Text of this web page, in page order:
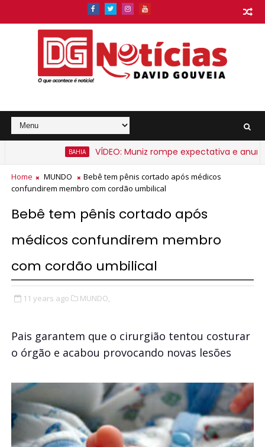
VÍDEO: Muniz rompe expectativa e anuncia
a partir de segunda-feira
Home MUNDO
Bebê tem pênis cortado após médicos
confundirem membro com cordão umbilical
Bebê tem pênis cortado após
médicos confundirem membro
com cordão umbilical
11 years ago MUNDO,
Pais garantem que o cirurgião tentou costurar
o órgão e acabou provocando novas lesões